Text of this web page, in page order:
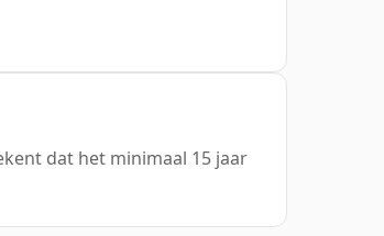
dat het minimaal 15 jaar